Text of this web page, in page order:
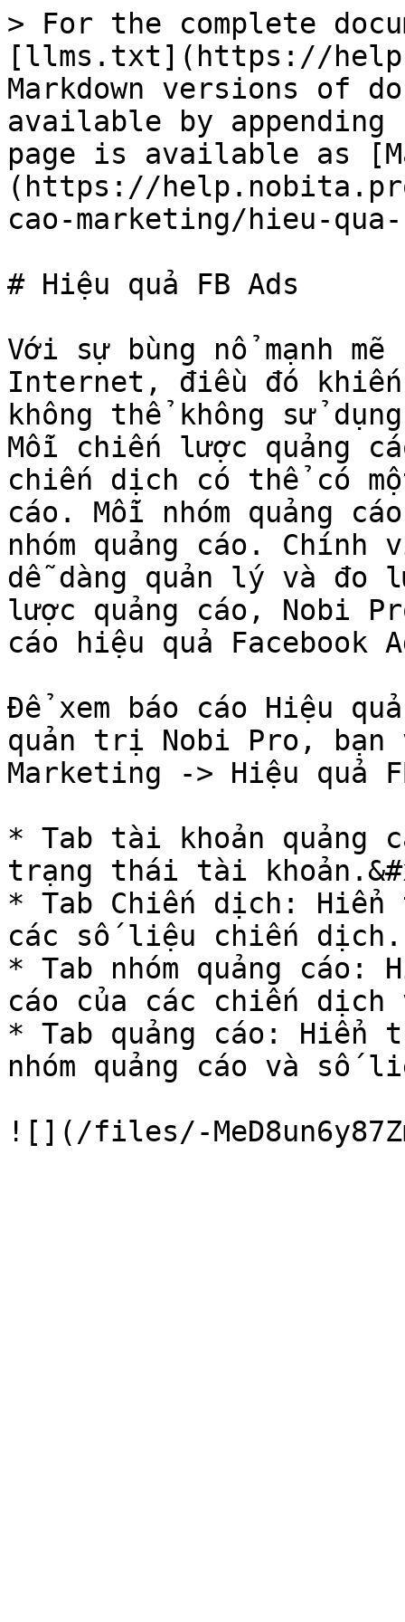
> For the complete
[llms.txt](https://
Markdown versions of
available by
page is available as
(https://
cao-marketing/hieu-
# Hiệu quả FB Ads
Với sự bùng nổ mạnh
Internet, điều đó
không thể không sử
Mỗi chiến lược quảng
chiến dịch có thể có
cáo. Mỗi nhóm quảng
nhóm quảng cáo. Chính
dễ dàng quản lý và đo
lược quảng cáo, Nobi
cáo hiệu quả Facebook
Để xem báo cáo Hiệu
quản trị Nobi Pro, bạn
Marketing -> Hiệu quả
* Tab tài khoản
trạng thái tài
* Tab Chiến dịch:
các số liệu chiến dịch.
* Tab nhóm quảng cáo:
cáo của các chiến
* Tab quảng cáo: Hiển
nhóm quảng cáo và số